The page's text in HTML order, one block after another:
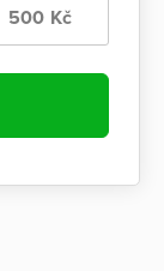
500 Kč